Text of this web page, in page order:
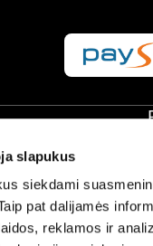
slapukus
siekdami
pat dalijamės
reklamos ir
Klientų